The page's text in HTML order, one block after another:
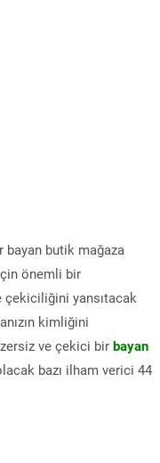
bayan butik mağaza
önemli bir
çekiciliğini yansıtacak
kimliğini
ve çekici bir bayan
bazı ilham verici 44